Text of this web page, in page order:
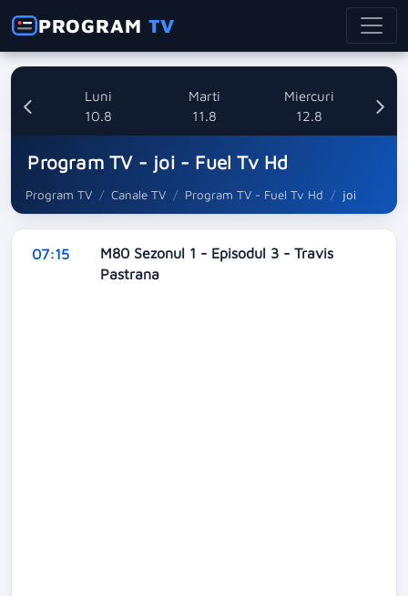
PROGRAMTV
Luni
10.8
Marti
11.8
Miercuri
12.8
Program TV - joi - Fuel Tv Hd
Program TV Canale TV Program TV - Fuel Tv Hd joi
07:15
M80 Sezonul 1 - Episodul 3 - Travis
Pastrana